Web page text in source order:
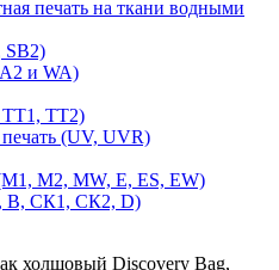
печать на ткани водными
SB2)
и WA)
ТT2)
печать (UV, UVR)
M2, MW, E, ES, EW)
В, СК1, СК2, D)
холщовый Discovery Bag,